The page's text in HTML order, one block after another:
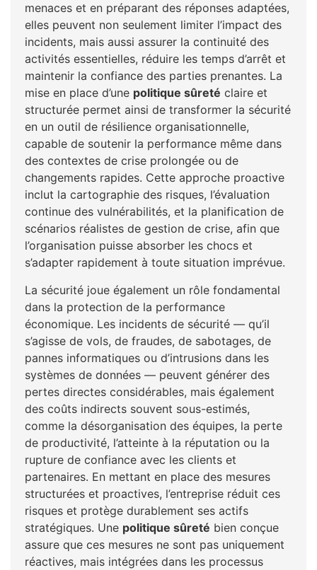
menaces et en préparant des réponses adaptées,
elles peuvent non seulement limiter l’impact des
incidents, mais aussi assurer la continuité des
activités essentielles, réduire les temps d’arrêt et
maintenir la confiance des parties prenantes. La
mise en place d’une politique sûreté claire et
structurée permet ainsi de transformer la sécurité
en un outil de résilience organisationnelle,
capable de soutenir la performance même dans
des contextes de crise prolongée ou de
changements rapides. Cette approche proactive
inclut la cartographie des risques, l’évaluation
continue des vulnérabilités, et la planification de
scénarios réalistes de gestion de crise, afin que
l’organisation puisse absorber les chocs et
s’adapter rapidement à toute situation imprévue.
La sécurité joue également un rôle fondamental
dans la protection de la performance
économique. Les incidents de sécurité — qu’il
s’agisse de vols, de fraudes, de sabotages, de
pannes informatiques ou d’intrusions dans les
systèmes de données — peuvent générer des
pertes directes considérables, mais également
des coûts indirects souvent sous-estimés,
comme la désorganisation des équipes, la perte
de productivité, l’atteinte à la réputation ou la
rupture de confiance avec les clients et
partenaires. En mettant en place des mesures
structurées et proactives, l’entreprise réduit ces
risques et protège durablement ses actifs
stratégiques. Une politique sûreté bien conçue
assure que ces mesures ne sont pas uniquement
réactives, mais intégrées dans les processus